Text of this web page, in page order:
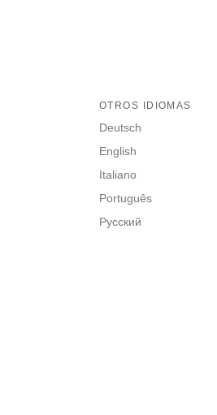
OTROS IDIOMAS
Deutsch
English
Italiano
Português
Русский